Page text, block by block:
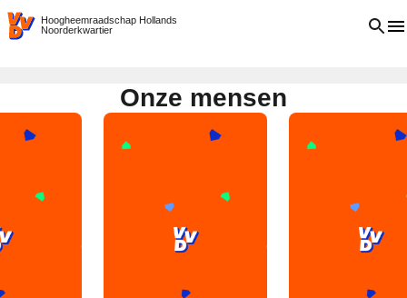
VVD.nlHoogheemraadschap Hollands
Noorderkwartier
Open
Onze mensen